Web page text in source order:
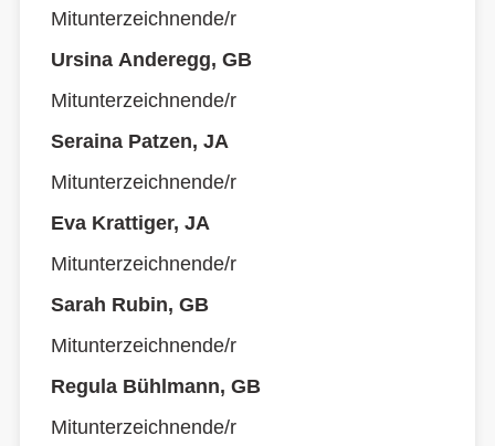
Mitunterzeichnende/r
Ursina Anderegg, GB
Mitunterzeichnende/r
Seraina Patzen, JA
Mitunterzeichnende/r
Eva Krattiger, JA
Mitunterzeichnende/r
Sarah Rubin, GB
Mitunterzeichnende/r
Regula Bühlmann, GB
Mitunterzeichnende/r